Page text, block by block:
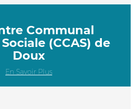
Communal
(CCAS) de
Doux
En Savoir Plus